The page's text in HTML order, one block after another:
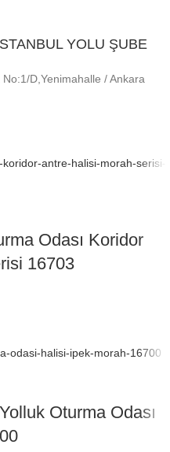
YOLU ŞUBE
D,Yenimahalle / Ankara
Odası Koridor
16703
Oturma Odası